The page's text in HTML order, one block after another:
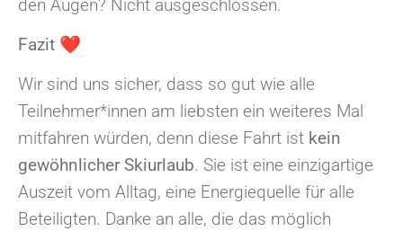
den Augen? Nicht ausgeschlossen.
Fazit ❤
Wir sind uns sicher, dass so gut wie alle
Teilnehmer*innen am liebsten ein weiteres Mal
mitfahren würden, denn diese Fahrt ist kein
gewöhnlicher Skiurlaub. Sie ist eine einzigartige
Auszeit vom Alltag, eine Energiequelle für alle
Beteiligten. Danke an alle, die das möglich